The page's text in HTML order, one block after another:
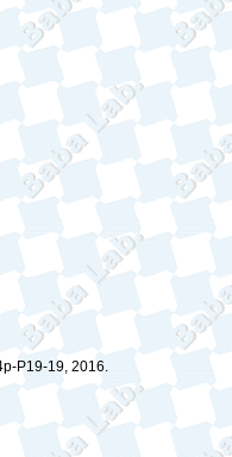
P19-19, 2016.